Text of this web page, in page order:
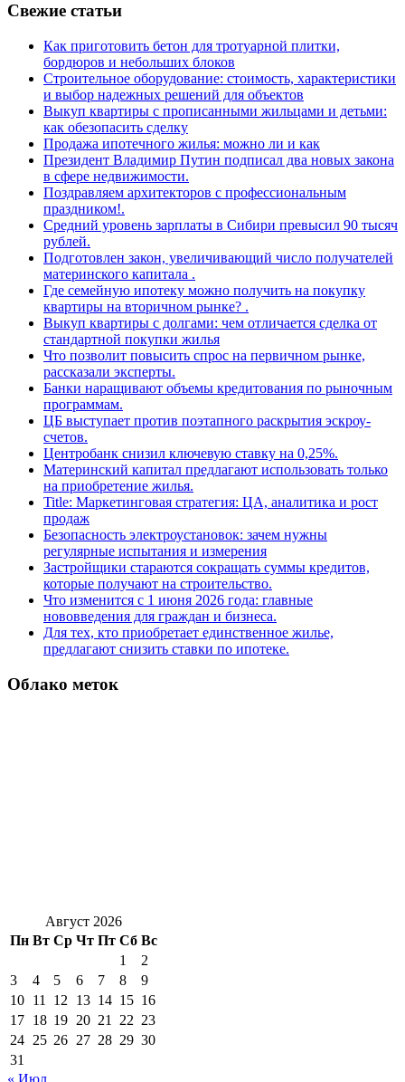
Свежие статьи
Как приготовить бетон для тротуарной плитки,
бордюров и небольших блоков
Строительное оборудование: стоимость, характеристики
и выбор надежных решений для объектов
Выкуп квартиры с прописанными жильцами и детьми:
как обезопасить сделку
Продажа ипотечного жилья: можно ли и как
Президент Владимир Путин подписал два новых закона
в сфере недвижимости.
Поздравляем архитекторов с профессиональным
праздником!.
Средний уровень зарплаты в Сибири превысил 90 тысяч
рублей.
Подготовлен закон, увеличивающий число получателей
материнского капитала .
Где семейную ипотеку можно получить на покупку
квартиры на вторичном рынке? .
Выкуп квартиры с долгами: чем отличается сделка от
стандартной покупки жилья
Что позволит повысить спрос на первичном рынке,
рассказали эксперты.
Банки наращивают объемы кредитования по рыночным
программам.
ЦБ выступает против поэтапного раскрытия эскроу-
счетов.
Центробанк снизил ключевую ставку на 0,25%.
Материнский капитал предлагают использовать только
на приобретение жилья.
Title: Маркетинговая стратегия: ЦА, аналитика и рост
продаж
Безопасность электроустановок: зачем нужны
регулярные испытания и измерения
Застройщики стараются сокращать суммы кредитов,
которые получают на строительство.
Что изменится с 1 июня 2026 года: главные
нововведения для граждан и бизнеса.
Для тех, кто приобретает единственное жилье,
предлагают снизить ставки по ипотеке.
Облако меток
Август 2026
Пн Вт Ср Чт Пт Сб Вс
1
2
3
4 5 6 7 8
9
10 11 12 13 14 15 16
17 18 19 20 21 22 23
24 25 26 27 28 29 30
31